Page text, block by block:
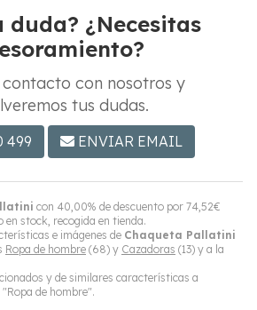
con 40,00% de descuento por 74,52€
en stock, recogida en tienda.
e imágenes de Chaqueta Pallatini
Ropa de hombre (68) y Cazadoras (13) y a la
y de similares características a
"Ropa de hombre".
duda? ¿Necesitas
contacto con nosotros y
tus dudas.
499 ENVIAR EMAIL